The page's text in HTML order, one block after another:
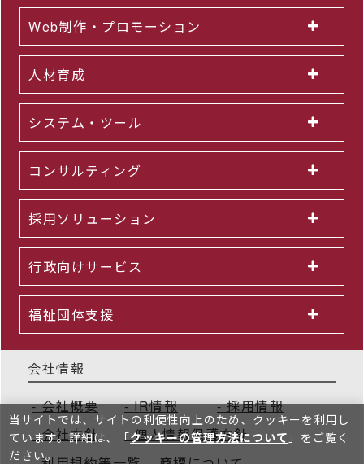
Web制作・プロモーション
人材育成
システム・ツール
コンサルティング
採用ソリューション
行政向けサービス
福祉団体支援
会社情報
会社概要
IR情報
採用情報
会社方針
個人情報保護方針
当サイトでは、サイトの利便性向上のため、クッキーを利⽤し
ています。詳細は、「クッキーの管理方法について 」をご覧く
ださい。